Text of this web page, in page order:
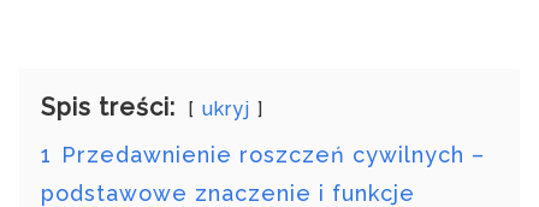
Spis treści: ukryj
1 Przedawnienie roszczeń cywilnych –
podstawowe znaczenie i funkcje